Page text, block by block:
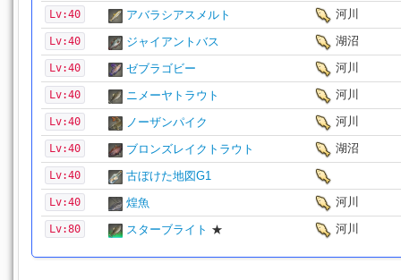
Lv:40 アバラシアスメルト 河川
Lv:40 ジャイアントバス 湖沼
Lv:40 ゼブラゴビー 河川
Lv:40 ニメーヤトラウト 河川
Lv:40 ノーザンパイク 河川
Lv:40 ブロンズレイクトラウト 湖沼
Lv:40 古ぼけた地図G1
Lv:40 煌魚 河川
Lv:80 スターブライト ★ 河川